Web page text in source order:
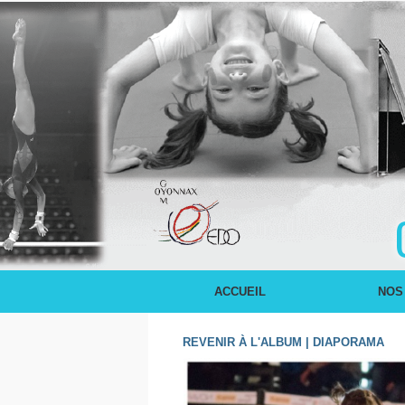
ACCUEIL
REVENIR À L'ALBUM DIAPORAMA